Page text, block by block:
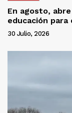
En agosto,
educación
30 Julio, 2026